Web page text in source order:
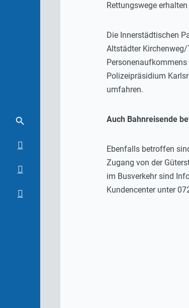
Rettungswege
Die Innerstädtischen
Altstädter
Polizeipräsidium
umfahren.
Auch Bahnreisende
Ebenfalls betroffen
Zugang von der
im Busverkehr sind
Kundencenter unter